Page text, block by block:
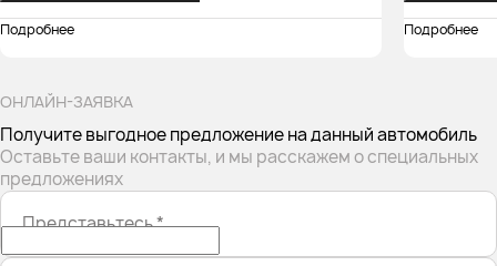
Подробнее Подробнее
ОНЛАЙН-ЗАЯВКА
Получите выгодное предложение на данный автомобиль
Оставьте ваши контакты, и мы расскажем о специальных
предложениях
Представьтесь*